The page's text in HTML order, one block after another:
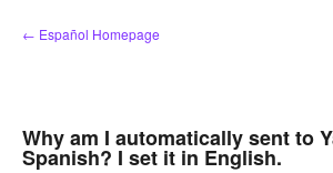
saltar
al
← Español Homepage
Why am I automatically sent to
Spanish? I set it in English.